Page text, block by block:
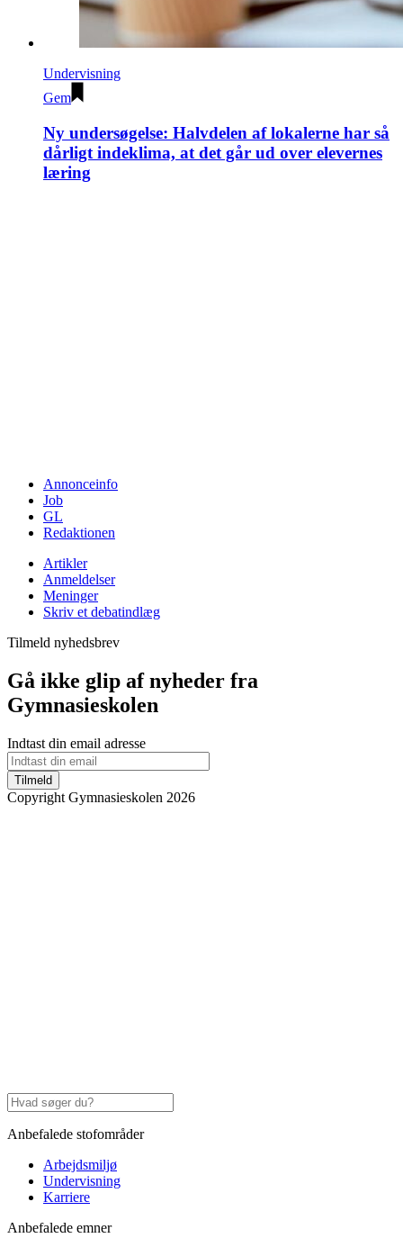
Undervisning
Gem
Ny undersøgelse: Halvdelen af lokalerne har så
dårligt indeklima, at det går ud over elevernes
læring
Annonceinfo
Job
GL
Redaktionen
Artikler
Anmeldelser
Meninger
Skriv et debatindlæg
Tilmeld nyhedsbrev
Gå ikke glip af nyheder fra
Gymnasieskolen
Indtast din email adresse
Tilmeld
Copyright Gymnasieskolen 2026
Anbefalede stofområder
Arbejdsmiljø
Undervisning
Karriere
Anbefalede emner